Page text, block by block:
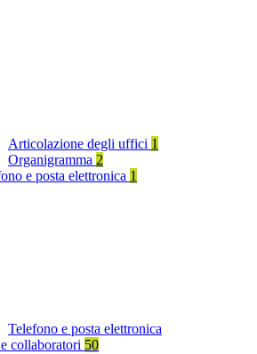
Articolazione degli uffici 1
Organigramma 2
e posta elettronica 1
Telefono e posta elettronica
collaboratori 50